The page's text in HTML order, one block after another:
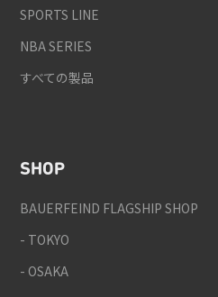
SPORTS LINE
NBA SERIES
すべての製品
SHOP
BAUERFEIND FLAGSHIP SHOP
- TOKYO
- OSAKA